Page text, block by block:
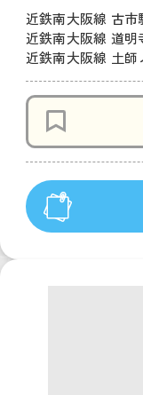
近鉄南大阪線 古市
近鉄南大阪線 道明
近鉄南大阪線 土